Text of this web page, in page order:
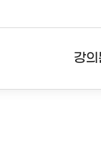
강